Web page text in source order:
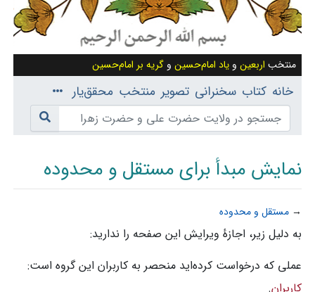
منتخب اربعین و یاد امام‌حسین و گریه بر امام‌حسین
خانه کتاب سخنرانی تصویر منتخب محقق‌یار
نمایش مبدأ برای مستقل و محدوده
→ مستقل و محدوده
پرش به: ناوبری،جستجو
به دلیل زیر، اجازهٔ ویرایش این صفحه را ندارید:
عملی که درخواست کرده‌اید منحصر به کاربران این گروه است:
کاربران.